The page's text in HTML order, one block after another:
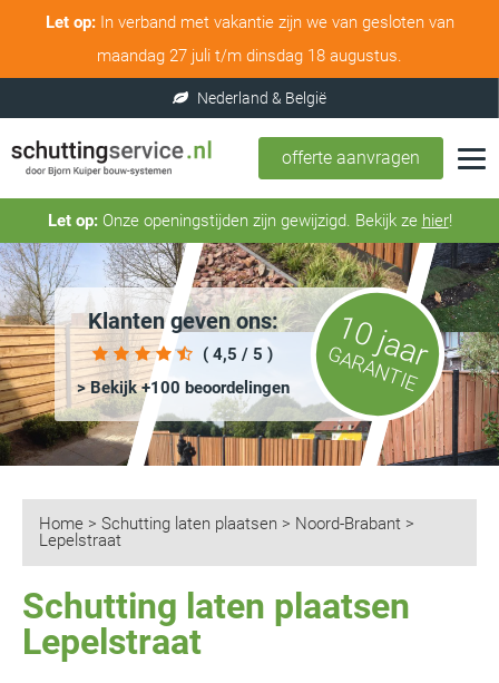
Let op:In verband met vakantie zijn we van gesloten van
maandag 27 juli t/m dinsdag 18 augustus.
offerte aanvragen
Let op:Onze openingstijden zijn gewijzigd. Bekijk ze hier!
Klanten geven ons:
( 4,5 / 5 )
> Bekijk +100 beoordelingen
10 jaar
GARANTIE
Home > Schutting laten plaatsen > Noord-Brabant >
Lepelstraat
Schutting laten plaatsen
Lepelstraat